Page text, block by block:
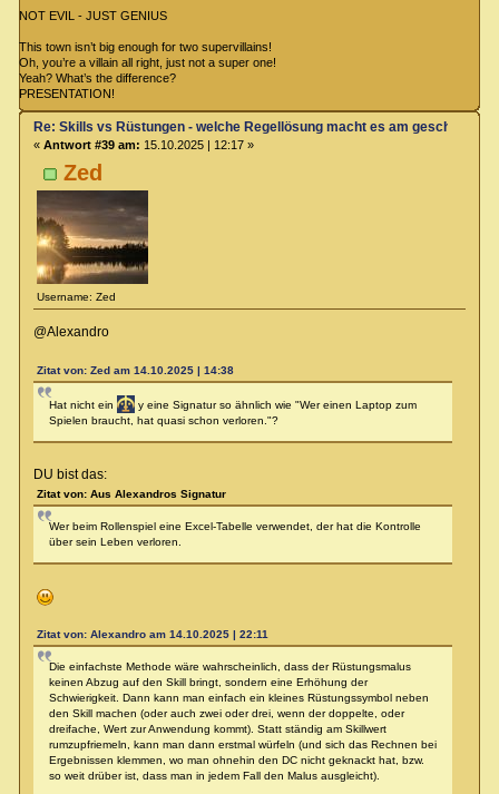
NOT EVIL - JUST GENIUS
This town isn’t big enough for two supervillains!
Oh, you’re a villain all right, just not a super one!
Yeah? What’s the difference?
PRESENTATION!
Zed
Username: Zed
Re: Skills vs Rüstungen - welche Regellösung macht es am
« Antwort #39 am: 15.10.2025 | 12:17 »
@Alexandro
Zitat von: Zed am 14.10.2025 | 14:38
Hat nicht ein
y eine Signatur so ähnlich wie "Wer einen Laptop zum
Spielen braucht, hat quasi schon verloren."?
DU bist das:
Zitat von: Aus Alexandros Signatur
Wer beim Rollenspiel eine Excel-Tabelle verwendet, der hat die Kontrolle
über sein Leben verloren.
Zitat von: Alexandro am 14.10.2025 | 22:11
Die einfachste Methode wäre wahrscheinlich, dass der Rüstungsmalus
keinen Abzug auf den Skill bringt, sondern eine Erhöhung der
Schwierigkeit. Dann kann man einfach ein kleines Rüstungssymbol neben
den Skill machen (oder auch zwei oder drei, wenn der doppelte, oder
dreifache, Wert zur Anwendung kommt). Statt ständig am Skillwert
rumzupfriemeln, kann man dann erstmal würfeln (und sich das Rechnen bei
Ergebnissen klemmen, wo man ohnehin den DC nicht geknackt hat, bzw.
so weit drüber ist, dass man in jedem Fall den Malus ausgleicht).